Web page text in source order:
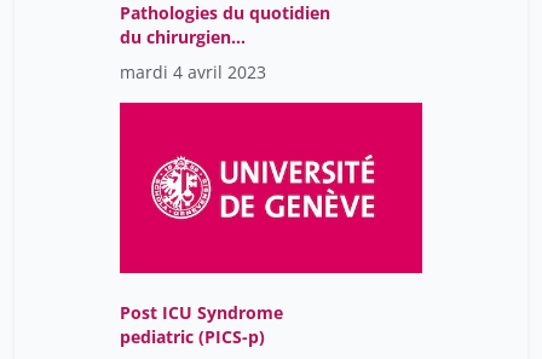
Pathologies du quotidien
du chirurgien
pédiatrique et du
pédiatre!
mardi 4 avril 2023
Post ICU Syndrome
pediatric (PICS-p)